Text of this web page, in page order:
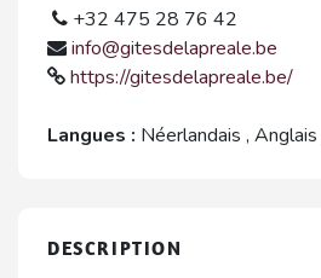
+32 475 28 76 42
info@gitesdelapreale.be
https://gitesdelapreale.be/
Langues : Néerlandais , Anglais
DESCRIPTION